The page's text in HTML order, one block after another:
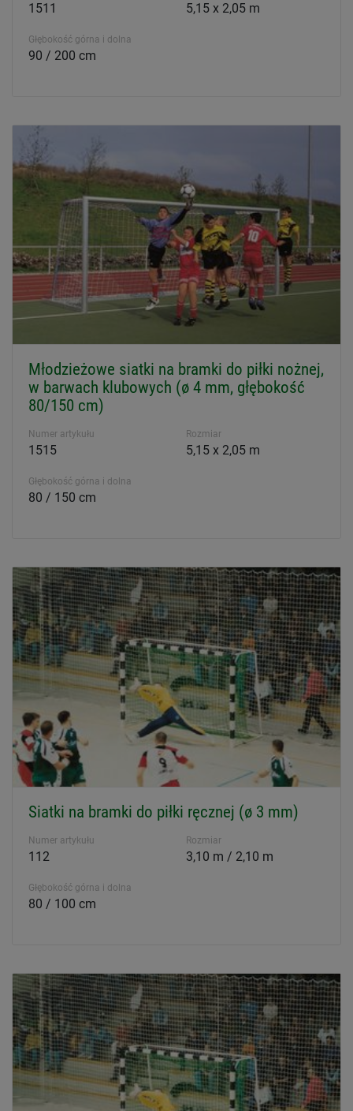
1511 5,15 x 2,05 m
Głębokość górna i dolna
90 / 200 cm
Młodzieżowe siatki na bramki do piłki nożnej,
w barwach klubowych (ø 4 mm, głębokość
80/150 cm)
Numer artykułu
1515
Rozmiar
5,15 x 2,05 m
Głębokość górna i dolna
80 / 150 cm
Siatki na bramki do piłki ręcznej (ø 3 mm)
Numer artykułu
112
Rozmiar
3,10 m / 2,10 m
Głębokość górna i dolna
80 / 100 cm